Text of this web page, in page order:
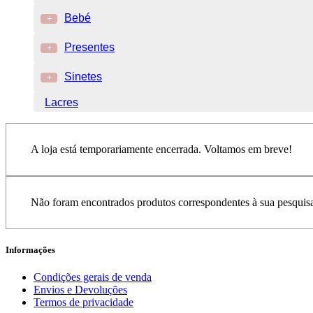
+ Bebé
+ Presentes
+ Sinetes
Lacres
A loja está temporariamente encerrada. Voltamos em breve!
Não foram encontrados produtos correspondentes à sua
Informações
Condições gerais de venda
Envios e Devoluções
Termos de privacidade